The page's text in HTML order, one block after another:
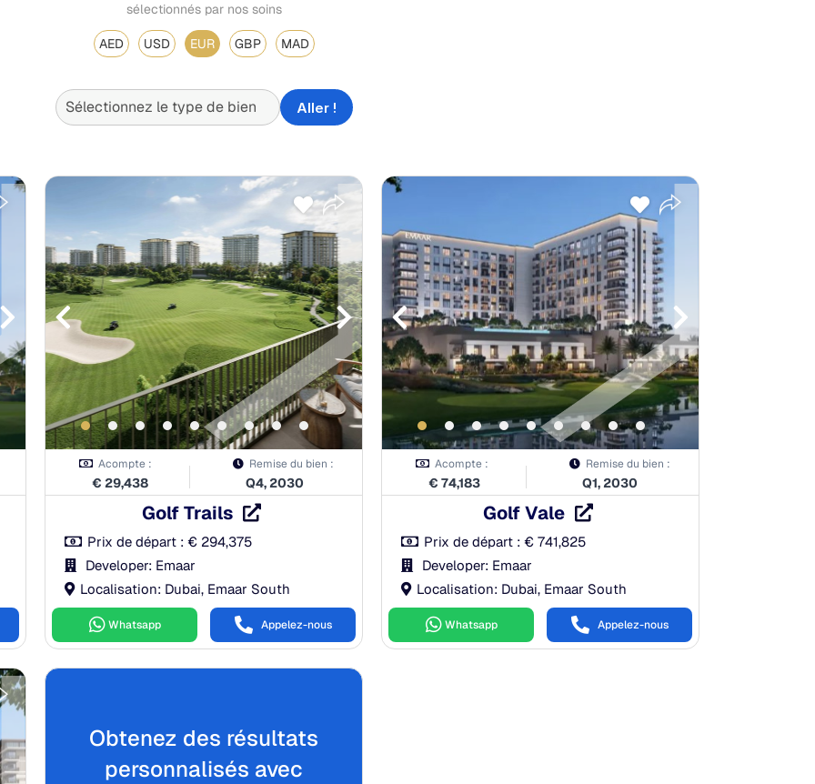
sélectionnés par nos soins
AED USD EUR GBP MAD
Aller !
Acompte :
€ 29,438
Remise du bien :
Q4, 2030
Golf Trails
Prix de départ : € 294,375
Developer: Emaar
Localisation: Dubai, Emaar South
Whatsapp Appelez-nous
Payment Plan
À la réservation:10.00%
Pendant la construction:70.00%
À la remise des clés:20.00%
Après la remise des clés:0.00%
Acompte :
€ 74,183
Remise du bien :
Q1, 2030
Golf Vale
Prix de départ : € 741,825
Developer: Emaar
Localisation: Dubai, Emaar South
Whatsapp Appelez-nous
Obtenez des résultats
personnalisés avec